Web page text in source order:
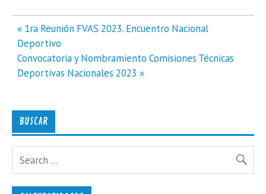
Navegación
de
entradas
« 1ra Reunión FVAS 2023. Encuentro Nacional
Deportivo
Convocatoria y Nombramiento Comisiones Técnicas
Deportivas Nacionales 2023 »
BUSCAR